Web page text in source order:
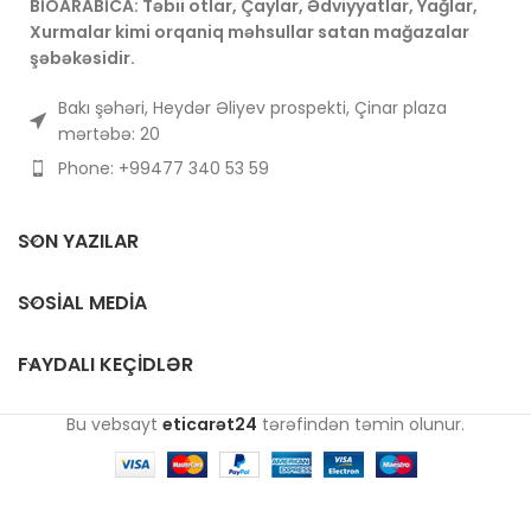
BİOARABİCA: Təbii otlar, Çaylar, Ədviyyatlar, Yağlar,
Xurmalar kimi orqaniq məhsullar satan mağazalar
şəbəkəsidir.
Bakı şəhəri, Heydər Əliyev prospekti, Çinar plaza
mərtəbə: 20
Phone: +99477 340 53 59
SON YAZILAR
SOSIAL MEDIA
FAYDALI KEÇIDLƏR
Bu vebsayt eticarət24 tərəfindən təmin olunur.